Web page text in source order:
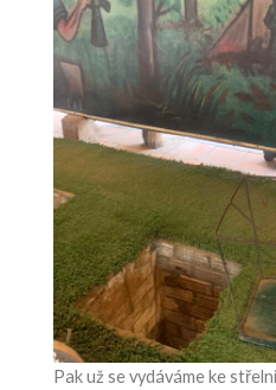
Pak už se vydáváme ke